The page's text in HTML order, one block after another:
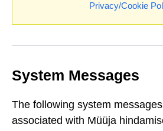
Privacy/Cookie
System Messages
The following system
associated with Müüja